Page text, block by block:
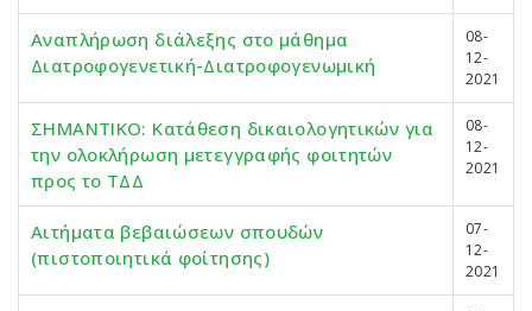
Αναπλήρωση διάλεξης στο μάθημα
Διατροφογενετική-Διατροφογενωμική
08-
12-
2021
ΣΗΜΑΝΤΙΚΟ: Κατάθεση δικαιολογητικών για
την ολοκλήρωση μετεγγραφής φοιτητών
προς το ΤΔΔ
08-
12-
2021
Αιτήματα βεβαιώσεων σπουδών
(πιστοποιητικά φοίτησης)
07-
12-
2021